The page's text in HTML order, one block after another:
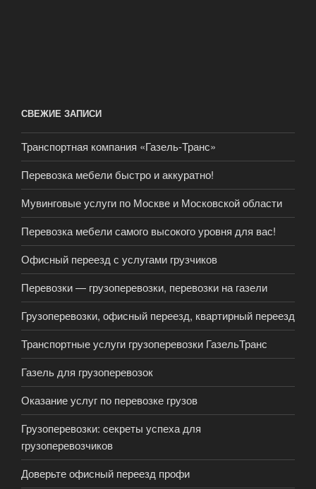
СВЕЖИЕ ЗАПИСИ
Транспортная компания «Газель-Транс»
Перевозка мебели быстро и аккуратно!
Мувинговые услуги по Москве и Московской области
Перевозка мебели самого высокого уровня для вас!
Офисный переезд с услугами грузчиков
Перевозки — грузоперевозки, перевозки на газели
Грузоперевозки, офисный переезд, квартирный переезд
Транспортные услуги грузоперевозки ГазельТранс
Газель для грузоперевозок
Оказание услуг по перевозке грузов
Грузоперевозки: cекреты успеха для
грузоперевозчиков
Доверьте офисный переезд профи